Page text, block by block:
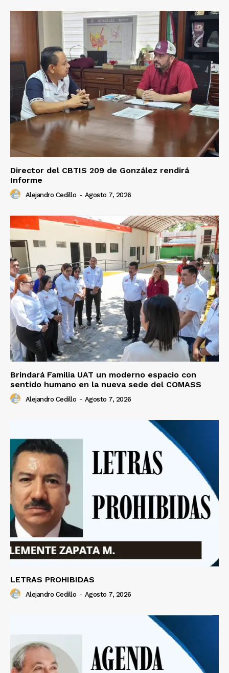
Director del CBTIS 209 de González rendirá
Informe
Alejandro Cedillo - Agosto 7, 2026
Brindará Familia UAT un moderno espacio con
sentido humano en la nueva sede del COMASS
Alejandro Cedillo - Agosto 7, 2026
LETRAS PROHIBIDAS
Alejandro Cedillo - Agosto 7, 2026